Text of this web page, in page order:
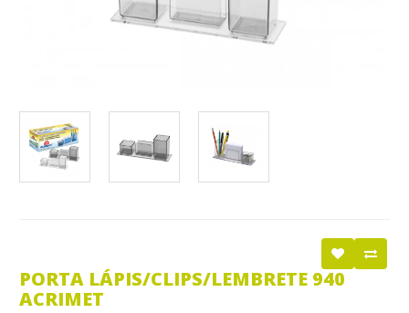
PORTA LÁPIS/CLIPS/LEMBRETE 940
ACRIMET